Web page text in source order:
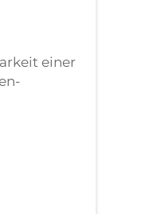
einer
lang